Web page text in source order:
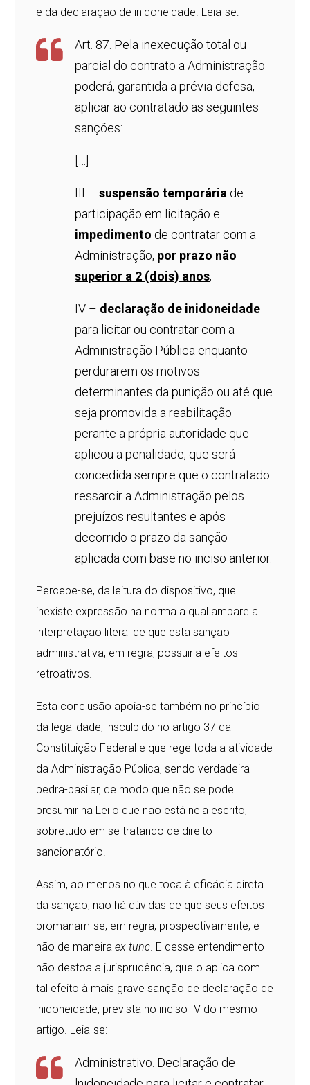
e da declaração de inidoneidade. Leia-se:
Art. 87. Pela inexecução total ou
parcial do contrato a Administração
poderá, garantida a prévia defesa,
aplicar ao contratado as seguintes
sanções:
III –suspensão temporária de
participação em licitação e
impedimento de contratar com a
Administração, por prazo não
superior a 2 (dois) anos;
IV – declaração de inidoneidade
para licitar ou contratar com a
Administração Pública enquanto
perdurarem os motivos
determinantes da punição ou até que
seja promovida a reabilitação
perante a própria autoridade que
aplicou a penalidade, que será
concedida sempre que o contratado
ressarcir a Administração pelos
prejuízos resultantes e após
decorrido o prazo da sanção
aplicada com base no inciso anterior.
Percebe-se, da leitura do dispositivo, que
inexiste expressão na norma a qual ampare a
interpretação literal de que esta sanção
administrativa, em regra, possuiria efeitos
retroativos.
Esta conclusão apoia-se também no princípio
da legalidade, insculpido no artigo 37 da
Constituição Federal e que rege toda a atividade
da Administração Pública, sendo verdadeira
pedra-basilar, de modo que não se pode
presumir na Lei o que não está nela escrito,
sobretudo em se tratando de direito
sancionatório.
Assim, ao menos no que toca à eficácia direta
da sanção, não há dúvidas de que seus efeitos
promanam-se, em regra, prospectivamente, e
não de maneiraex tunc. E desse entendimento
não destoa a jurisprudência, que o aplica com
tal efeito à mais grave sanção de declaração de
inidoneidade, prevista no inciso IV do mesmo
artigo. Leia-se:
Administrativo. Declaração de